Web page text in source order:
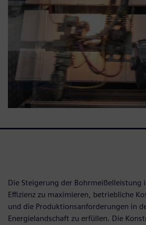
Die Steigerung der Bohrmeißelleistung
Effizienz zu maximieren, betriebliche
und die Produktionsanforderungen in
Energielandschaft zu erfüllen. Die